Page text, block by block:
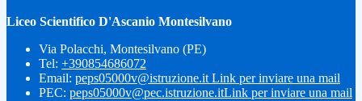
Liceo Scientifico D'Ascanio Montesilvano
Via Polacchi, Montesilvano (PE)
Tel: +390854686072
Email: peps05000v@istruzione.it Link per inviare una mail
PEC: peps05000v@pec.istruzione.itLink per inviare una mail